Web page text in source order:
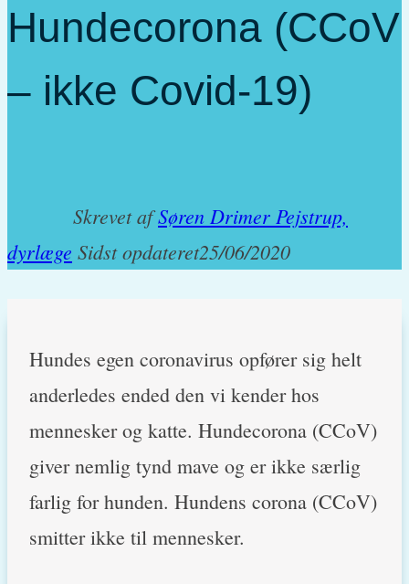
Hundecorona (CCoV
– ikke Covid-19)
Skrevet afSøren Drimer Pejstrup,
dyrlæge Sidst opdateret25/06/2020
Hundes egen coronavirus opfører sig helt
anderledes ended den vi kender hos
mennesker og katte. Hundecorona (CCoV)
giver nemlig tynd mave og er ikke særlig
farlig for hunden. Hundens corona (CCoV)
smitter ikke til mennesker.